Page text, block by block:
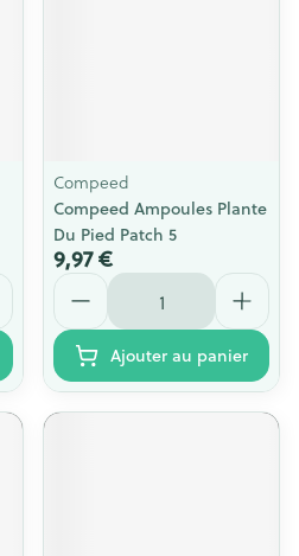
Compeed
Compeed Ampoules Plante
Du Pied Patch 5
9,97 €
Quantité
Ajouter au panier